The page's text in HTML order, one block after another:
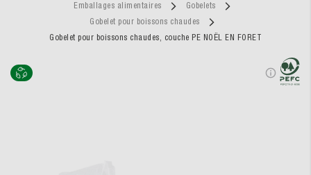
Emballages alimentaires
Gobelets
Gobelet pour boissons chaudes
Gobelet pour boissons chaudes, couche PE NOËL EN FORET